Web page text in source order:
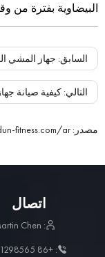
البيضاوية بفترة من
السابق: جهاز المشي
التالي: كيفية صيانة
مصدر :
fitness.com/ar
اتصال
: Martin Chen
: +86 17351298565